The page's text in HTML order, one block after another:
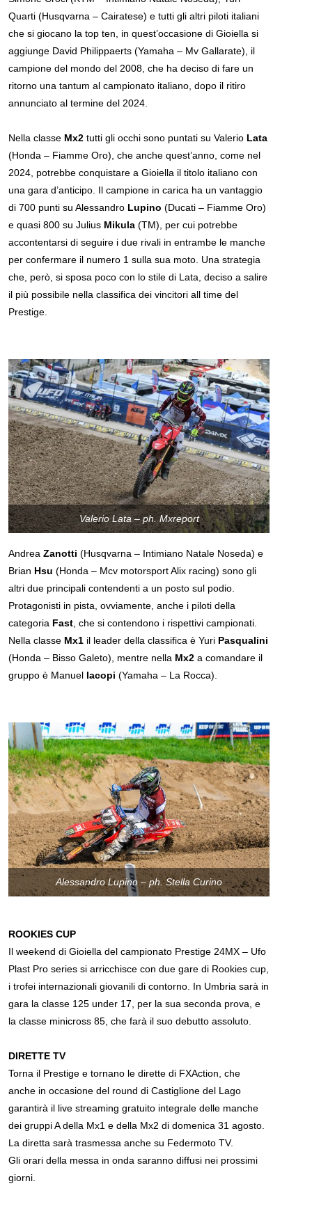
Quarti (Husqvarna – Cairatese) e tutti gli altri piloti italiani
che si giocano la top ten, in quest’occasione di Gioiella si
aggiunge David Philippaerts (Yamaha – Mv Gallarate), il
campione del mondo del 2008, che ha deciso di fare un
ritorno una tantum al campionato italiano, dopo il ritiro
annunciato al termine del 2024.
Nella classe Mx2 tutti gli occhi sono puntati su Valerio Lata
(Honda – Fiamme Oro), che anche quest’anno, come nel
2024, potrebbe conquistare a Gioiella il titolo italiano con
una gara d’anticipo. Il campione in carica ha un vantaggio
di 700 punti su Alessandro Lupino (Ducati – Fiamme Oro)
e quasi 800 su Julius Mikula (TM), per cui potrebbe
accontentarsi di seguire i due rivali in entrambe le manche
per confermare il numero 1 sulla sua moto. Una strategia
che, però, si sposa poco con lo stile di Lata, deciso a salire
il più possibile nella classifica dei vincitori all time del
Prestige.
Valerio Lata – ph. Mxreport
AndreaZanotti (Husqvarna – Intimiano Natale Noseda) e
Brian Hsu (Honda – Mcv motorsport Alix racing) sono gli
altri due principali contendenti a un posto sul podio.
Protagonisti in pista, ovviamente, anche i piloti della
categoria Fast , che si contendono i rispettivi campionati.
Nella classe Mx1 il leader della classifica è Yuri Pasqualini
(Honda – Bisso Galeto), mentre nella Mx2 a comandare il
gruppo è Manuel Iacopi (Yamaha – La Rocca).
Alessandro Lupino – ph. Stella Curino
ROOKIES CUP
Il weekend di Gioiella del campionato Prestige 24MX – Ufo
Plast Pro series si arricchisce con due gare di Rookies cup,
i trofei internazionali giovanili di contorno. In Umbria sarà in
gara la classe 125 under 17, per la sua seconda prova, e
la classe minicross 85, che farà il suo debutto assoluto.
DIRETTE TV
Torna il Prestige e tornano le dirette di FXAction, che
anche in occasione del round di Castiglione del Lago
garantirà il live streaming gratuito integrale delle manche
dei gruppi A della Mx1 e della Mx2 di domenica 31 agosto.
La diretta sarà trasmessa anche su Federmoto TV.
Gli orari della messa in onda saranno diffusi nei prossimi
giorni.